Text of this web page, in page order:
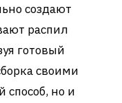
создают
распил
готовый
своими
способ, но и